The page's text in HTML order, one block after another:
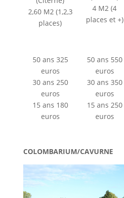
2,60 M2 (1,2,3
places)
4 M2 (4
places et +)
50 ans 325
euros
30 ans 250
euros
15 ans 180
euros
50 ans 550
euros
30 ans 350
euros
15 ans 250
euros
COLOMBARIUM/CAVURNE